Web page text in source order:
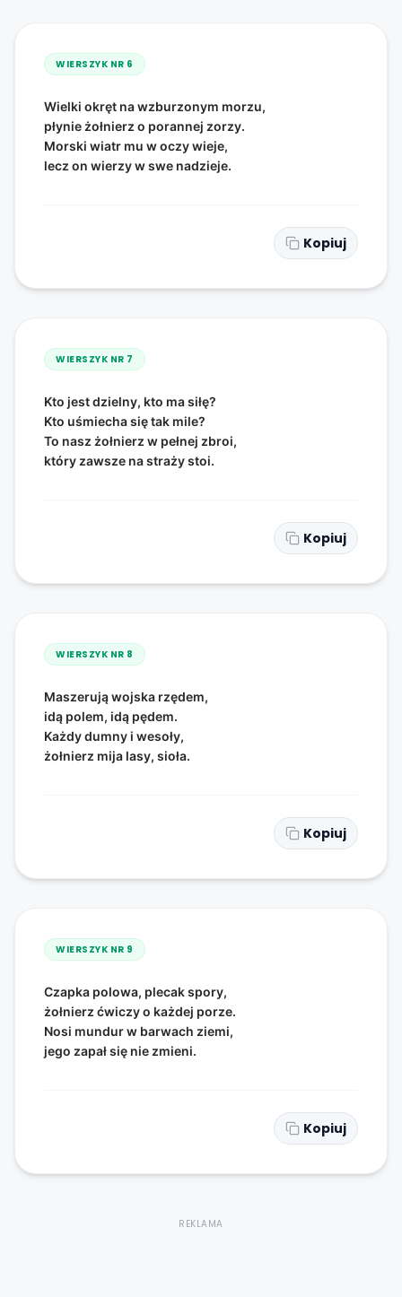
WIERSZYK NR 6
Wielki okręt na wzburzonym morzu,
płynie żołnierz o porannej zorzy.
Morski wiatr mu w oczy wieje,
lecz on wierzy w swe nadzieje.
Kopiuj
WIERSZYK NR 7
Kto jest dzielny, kto ma siłę?
Kto uśmiecha się tak mile?
To nasz żołnierz w pełnej zbroi,
który zawsze na straży stoi.
Kopiuj
WIERSZYK NR 8
Maszerują wojska rzędem,
idą polem, idą pędem.
Każdy dumny i wesoły,
żołnierz mija lasy, sioła.
Kopiuj
WIERSZYK NR 9
Czapka polowa, plecak spory,
żołnierz ćwiczy o każdej porze.
Nosi mundur w barwach ziemi,
jego zapał się nie zmieni.
Kopiuj
REKLAMA